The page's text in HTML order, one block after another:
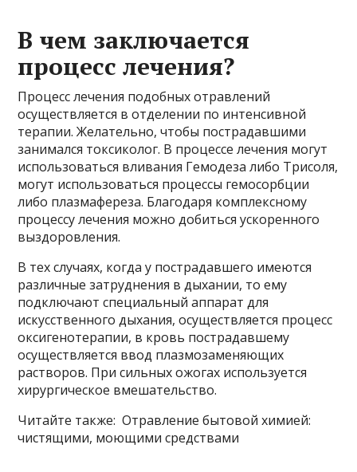
В чем заключается
процесс лечения?
Процесс лечения подобных отравлений
осуществляется в отделении по интенсивной
терапии. Желательно, чтобы пострадавшими
занимался токсиколог. В процессе лечения могут
использоваться вливания Гемодеза либо Трисоля,
могут использоваться процессы гемосорбции
либо плазмафереза. Благодаря комплексному
процессу лечения можно добиться ускоренного
выздоровления.
В тех случаях, когда у пострадавшего имеются
различные затруднения в дыхании, то ему
подключают специальный аппарат для
искусственного дыхания, осуществляется процесс
оксигенотерапии, в кровь пострадавшему
осуществляется ввод плазмозаменяющих
растворов. При сильных ожогах используется
хирургическое вмешательство.
Читайте также: Отравление бытовой химией:
чистящими, моющими средствами